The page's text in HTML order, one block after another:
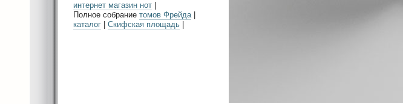
интернет магазин нот
Полное собрание томов Фрейда|
каталог
Скифская площадь